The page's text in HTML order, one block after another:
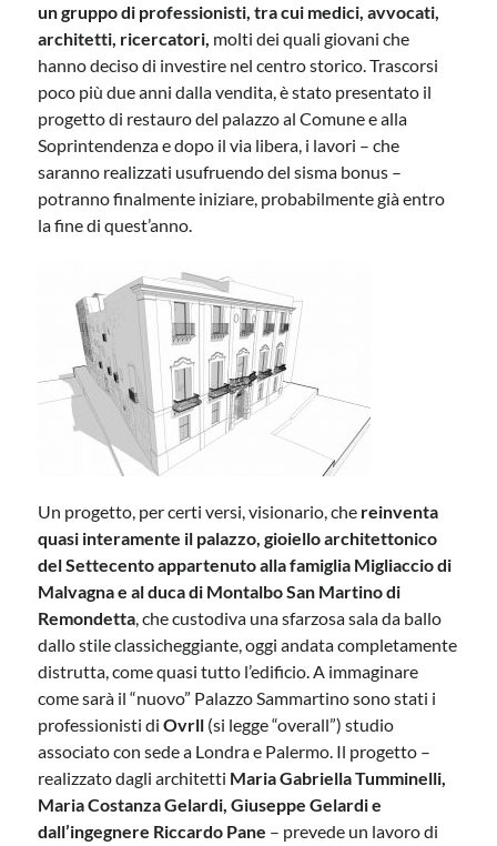
un gruppo di professionisti, tra cui medici, avvocati,
architetti, ricercatori, molti dei quali giovani che
hanno deciso di investire nel centro storico. Trascorsi
poco più due anni dalla vendita, è stato presentato il
progetto di restauro del palazzo al Comune e alla
Soprintendenza e dopo il via libera, i lavori – che
saranno realizzati usufruendo del sisma bonus –
potranno finalmente iniziare, probabilmente già entro
la fine di quest’anno.
Un progetto, per certi versi, visionario, che reinventa
quasi interamente il palazzo, gioiello architettonico
del Settecento appartenuto alla famiglia Migliaccio di
Malvagna e al duca di Montalbo San Martino di
Remondetta, che custodiva una sfarzosa sala da ballo
dallo stile classicheggiante, oggi andata completamente
distrutta, come quasi tutto l’edificio. A immaginare
come sarà il “nuovo” Palazzo Sammartino sono stati i
professionisti di Ovrll (si legge “overall”) studio
associato con sede a Londra e Palermo. Il progetto –
realizzato dagli architetti Maria Gabriella Tumminelli,
Maria Costanza Gelardi, Giuseppe Gelardi e
dall’ingegnere Riccardo Pane – prevede un lavoro di